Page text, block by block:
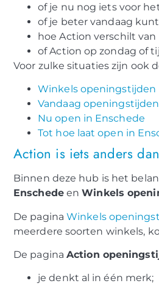
of je nu nog iets voor
of je beter vandaag
hoe Action verschilt
of Action op zondag of
Voor zulke situaties zijn ook
Winkels openingstijden
Vandaag
Nu open in Enschede
Tot hoe laat open in
Action is iets anders
Binnen deze hub is het
EnschedeenWinkels
De pagina Winkels
meerdere soorten winkels,
De pagina Action
je denkt al in één merk;